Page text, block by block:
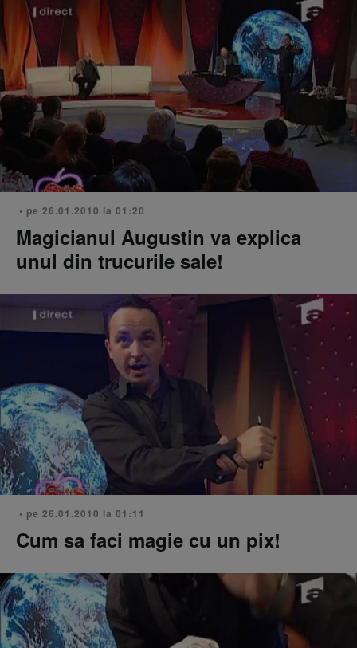
• pe 26.01.2010 la 01:20
Magicianul Augustin va explica
unul din trucurile sale!
• pe 26.01.2010 la 01:11
Cum sa faci magie cu un pix!